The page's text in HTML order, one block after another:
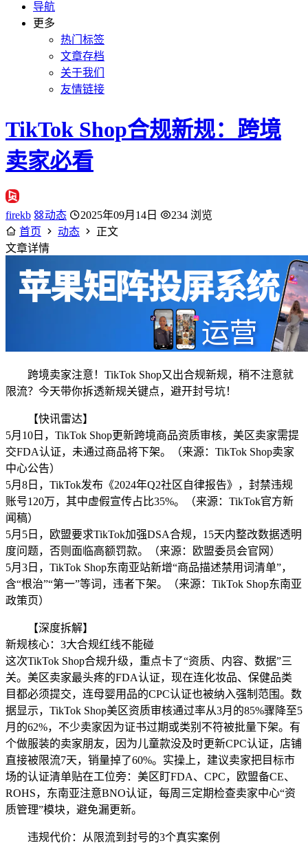
导航
更多
热门标签
文章存档
关于我们
友情链接
TikTok Shop合规新规：跨境
卖家必看
firekb 动态 2025年09月14日
234 浏览
首页
动态
正文
文章详情
跨境卖家注意！TikTok Shop又出合规新规，稍不注意就
限流？今天带你拆透新规关键点，避开封号坑！
【快讯雷达】
5月10日，TikTok Shop更新跨境商品资质审核，美区卖家需提
交FDA认证，未通过商品将下架。（来源：TikTok Shop卖家
中心公告）
5月8日，TikTok发布《2024年Q2社区自律报告》，封禁违规
账号120万，其中虚假宣传占比35%。（来源：TikTok官方新
闻稿）
5月5日，欧盟要求TikTok加强DSA合规，15天内整改数据透明
度问题，否则面临高额罚款。（来源：欧盟委员会官网）
5月3日，TikTok Shop东南亚站新增“商品描述禁用词清单”，
含“根治”“第一”等词，违者下架。（来源：TikTok Shop东南亚
政策页）
【深度拆解】
新规核心：3大合规红线不能碰
这次TikTok Shop合规升级，重点卡了“资质、内容、数据”三
关。美区卖家最头疼的FDA认证，现在连化妆品、保健品类
目都必须提交，连母婴用品的CPC认证也被纳入强制范围。数
据显示，TikTok Shop美区资质审核通过率从3月的85%骤降至5
月的62%，不少卖家因为证书过期或类别不符被批量下架。有
个做服装的卖家朋友，因为儿童款没及时更新CPC认证，店铺
直接被限流7天，销量掉了60%。实操上，建议卖家把目标市
场的认证清单贴在工位旁：美区盯FDA、CPC，欧盟备CE、
ROHS，东南亚注意BNO认证，每周三定期检查卖家中心“资
质管理”模块，避免漏更新。
违规代价：从限流到封号的3个真实案例